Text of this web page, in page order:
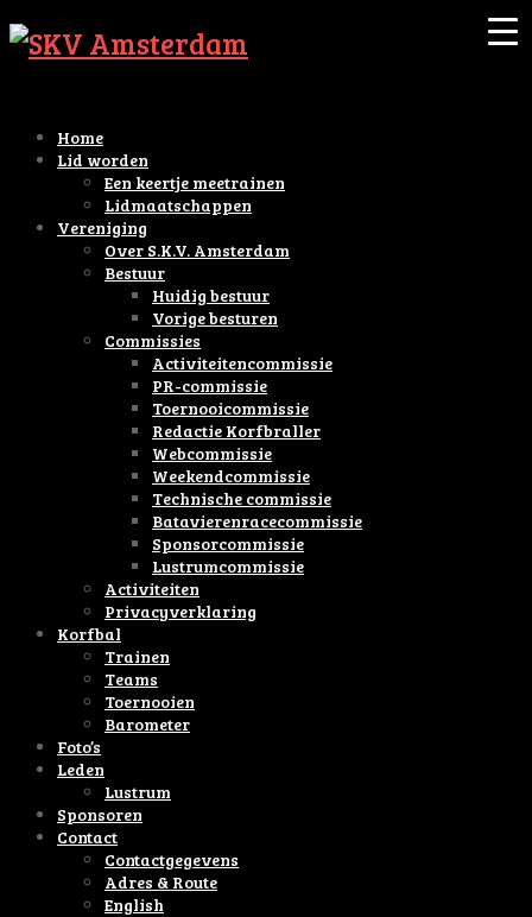
Home
Lid worden
Een keertje meetrainen
Lidmaatschappen
Vereniging
Over S.K.V. Amsterdam
Bestuur
Huidig bestuur
Vorige besturen
Commissies
Activiteitencommissie
PR-commissie
Toernooicommissie
Redactie Korfbraller
Webcommissie
Weekendcommissie
Technische commissie
Batavierenracecommissie
Sponsorcommissie
Lustrumcommissie
Activiteiten
Privacyverklaring
Korfbal
Trainen
Teams
Toernooien
Barometer
Foto’s
Leden
Lustrum
Sponsoren
Contact
Contactgegevens
Adres & Route
English